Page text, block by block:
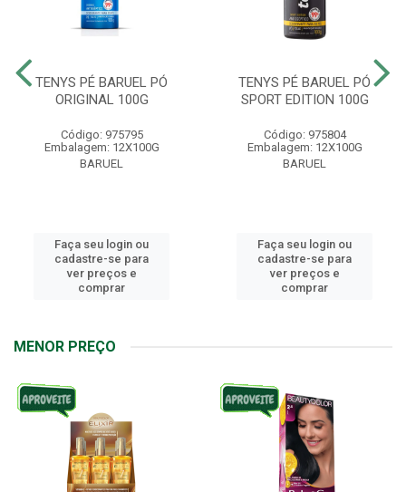
TENYS PÉ BARUEL PÓ
ORIGINAL 100G
Código: 975795
Embalagem: 12X100G
BARUEL
Faça seu login ou
cadastre-se para
ver preços e
comprar
TENYS PÉ BARUEL PÓ
SPORT EDITION 100G
Código: 975804
Embalagem: 12X100G
BARUEL
Faça seu login ou
cadastre-se para
ver preços e
comprar
MENOR PREÇO